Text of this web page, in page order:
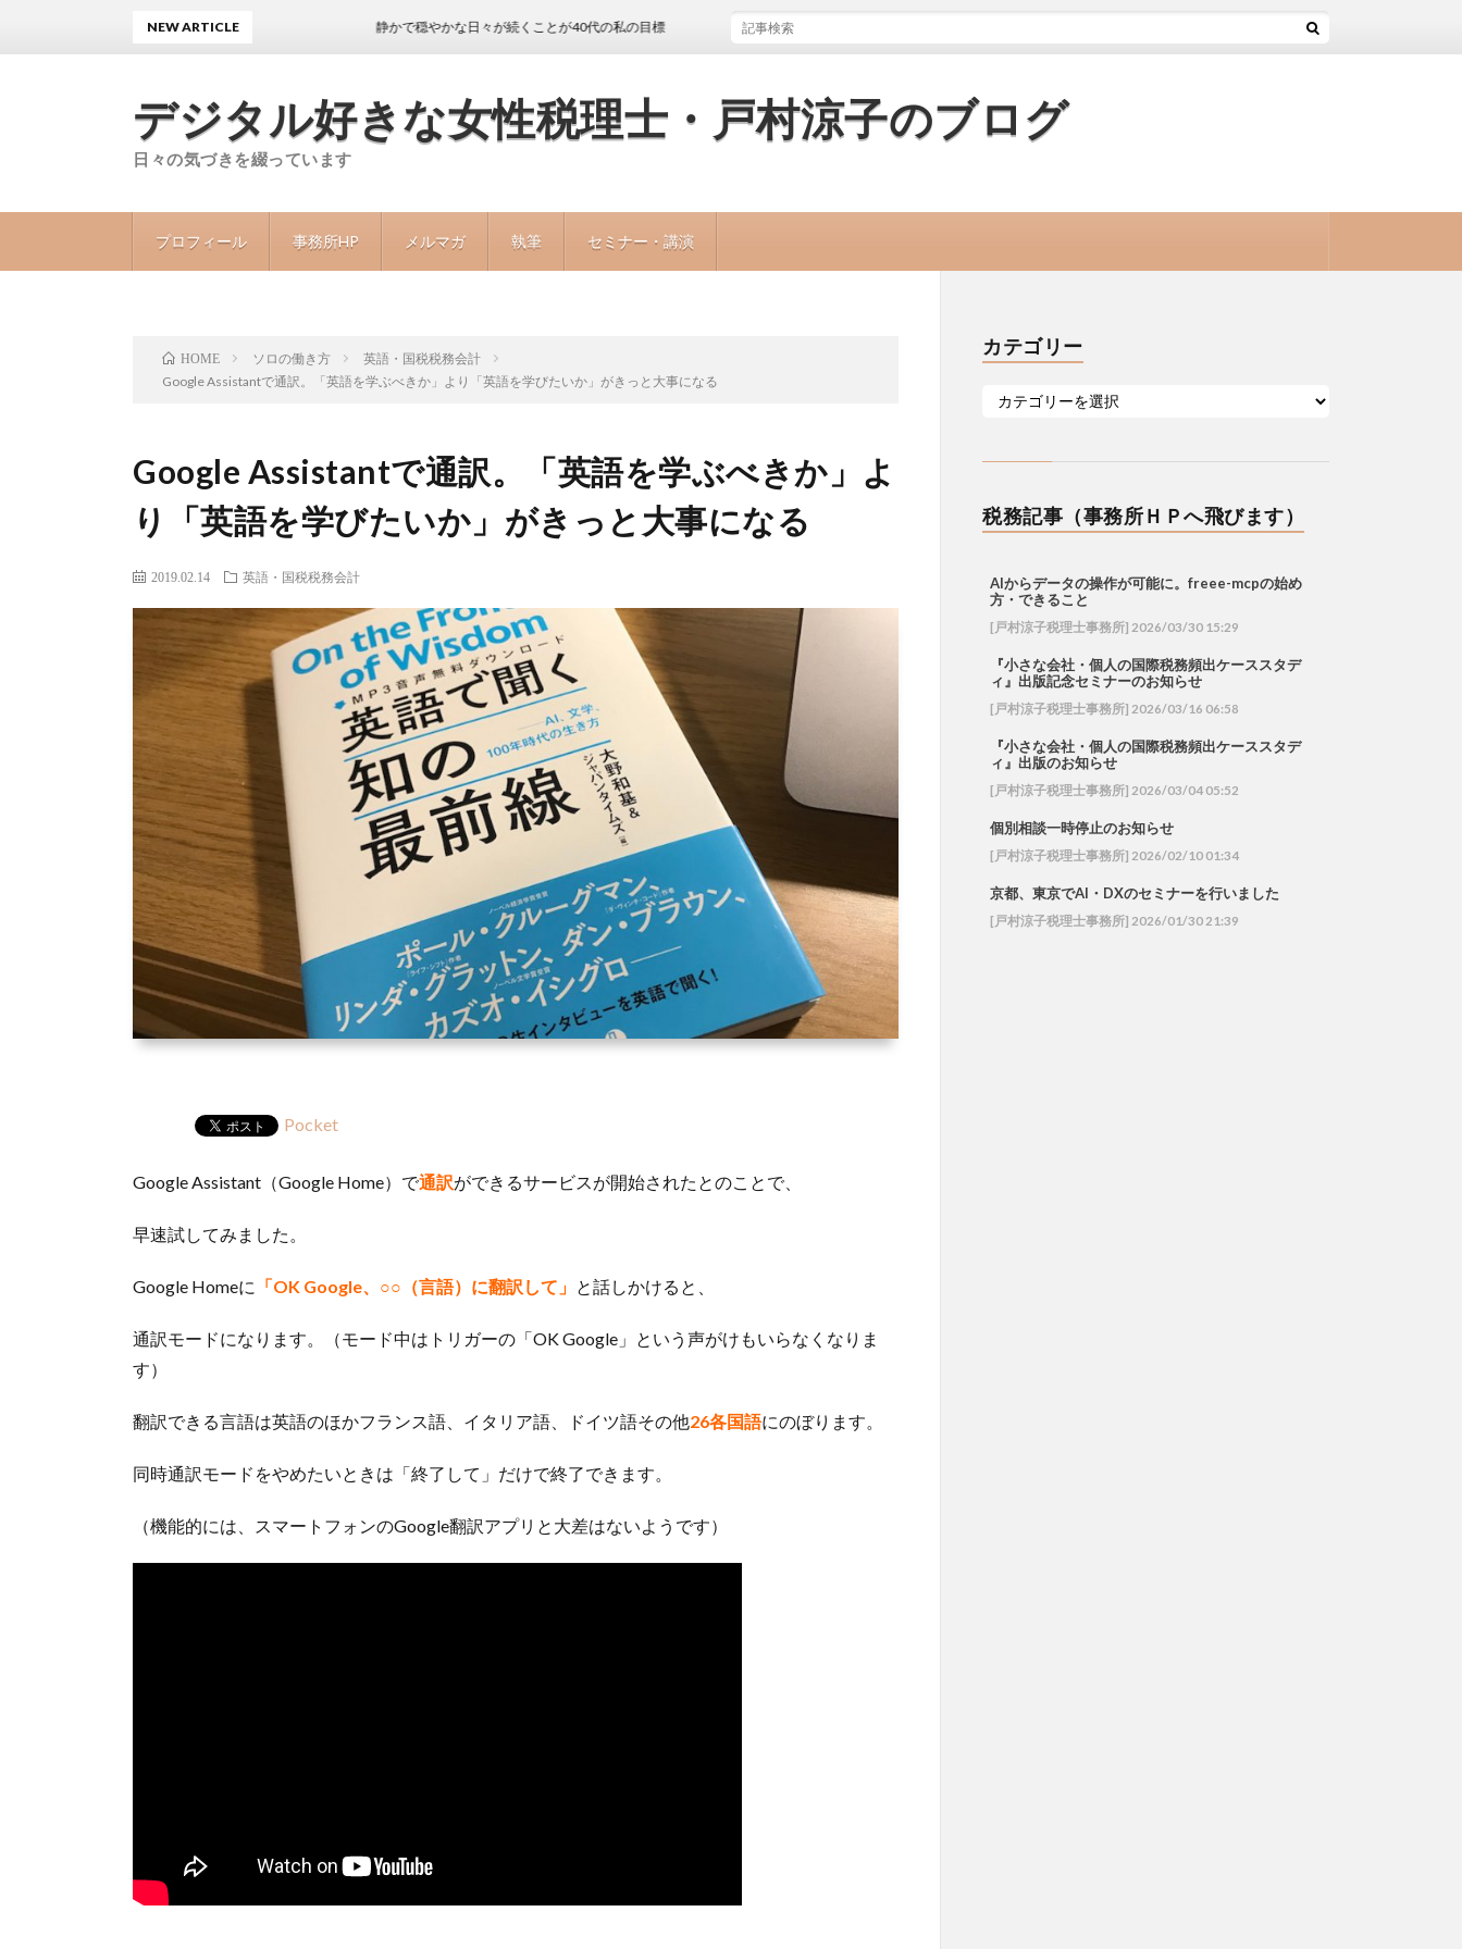
デジタル好きな女性税理士・戸村涼子のブログ
日々の気づきを綴っています
プロフィール 事務所HP メルマガ 執筆 セミナー・講演
NEW ARTICLE 静かで穏やかな日々が続くことが40代の私の目標
HOME ソロの働き方
英語・国税税務会計
Google Assistantで通訳。「英語を学ぶべきか」より「英語を学びたいか」がきっと大事になる
Google Assistantで通訳。「英語を学ぶべきか」よ
り「英語を学びたいか」がきっと大事になる
2019.02.14 英語・国税税務会計
Pocket
Google Assistant（Google Home）で通訳ができるサービスが開始されたとのことで、
早速試してみました。
Google Homeに 「OK Google、○○（言語）に翻訳して」 と話しかけると、
通訳モードになります。（モード中はトリガーの「OK Google」という声がけもいらなくなりま
す）
翻訳できる言語は英語のほかフランス語、イタリア語、ドイツ語その他26各国語にのぼります。
同時通訳モードをやめたいときは「終了して」だけで終了できます。
（機能的には、スマートフォンのGoogle翻訳アプリと大差はないようです）
カテゴリー
税務記事（事務所ＨＰへ飛びます）
AIからデータの操作が可能に。freee-mcpの始め
方・できること
[戸村涼子税理士事務所] 2026/03/30 15:29
『小さな会社・個人の国際税務頻出ケーススタデ
ィ』出版記念セミナーのお知らせ
[戸村涼子税理士事務所] 2026/03/16 06:58
『小さな会社・個人の国際税務頻出ケーススタデ
ィ』出版のお知らせ
[戸村涼子税理士事務所] 2026/03/04 05:52
個別相談一時停止のお知らせ
[戸村涼子税理士事務所] 2026/02/10 01:34
京都、東京でAI・DXのセミナーを行いました
[戸村涼子税理士事務所] 2026/01/30 21:39